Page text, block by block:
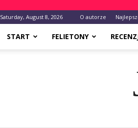
Saturday, August 8, 2026 O autorze
START FELIETONY